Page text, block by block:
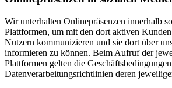
Wir unterhalten Onlinepräsenzen innerhalb
Plattformen, um mit den dort aktiven
Nutzern kommunizieren und sie dort über
informieren zu können. Beim Aufruf der
Plattformen gelten die
Datenverarbeitungsrichtlinien deren